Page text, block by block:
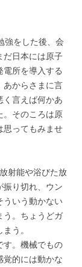
強をした後、会
だ日本には原子
電所を導入する
あからさまに言
く言えば何かあ
。そのころは原
思ってもみませ
射能や浴びた放
振り切れ、ウン
ういう動かない
う。ちょうどガ
う。
す。機械でもの
覚的には動かな